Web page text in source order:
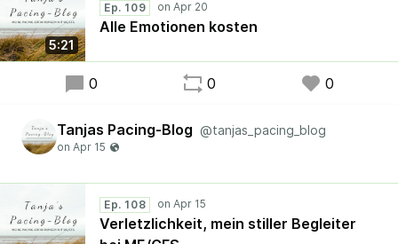
5:21
Ep. 109
Alle Emotionen kosten
0 0 0
Tanjas Pacing-Blog @tanjas_pacing_blog
Ep. 108
Verletzlichkeit, mein stiller Begleiter